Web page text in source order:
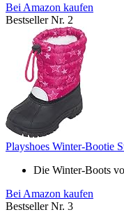
Bei Amazon kaufen
Bestseller Nr. 2
Playshoes Winter-Bootie
Die Winter-Boots
Bei Amazon kaufen
Bestseller Nr. 3